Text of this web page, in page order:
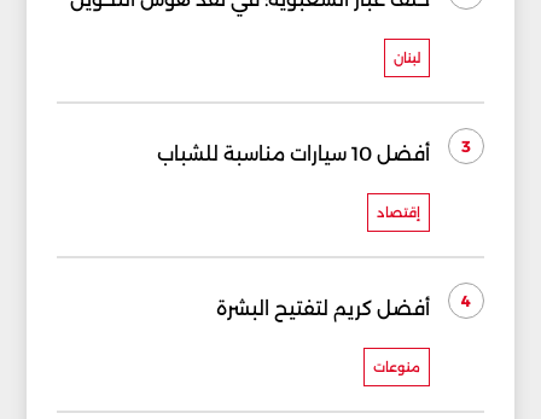
لبنان
3 أفضل 10 سيارات مناسبة للشباب
إقتصاد
4 أفضل كريم لتفتيح البشرة
منوعات